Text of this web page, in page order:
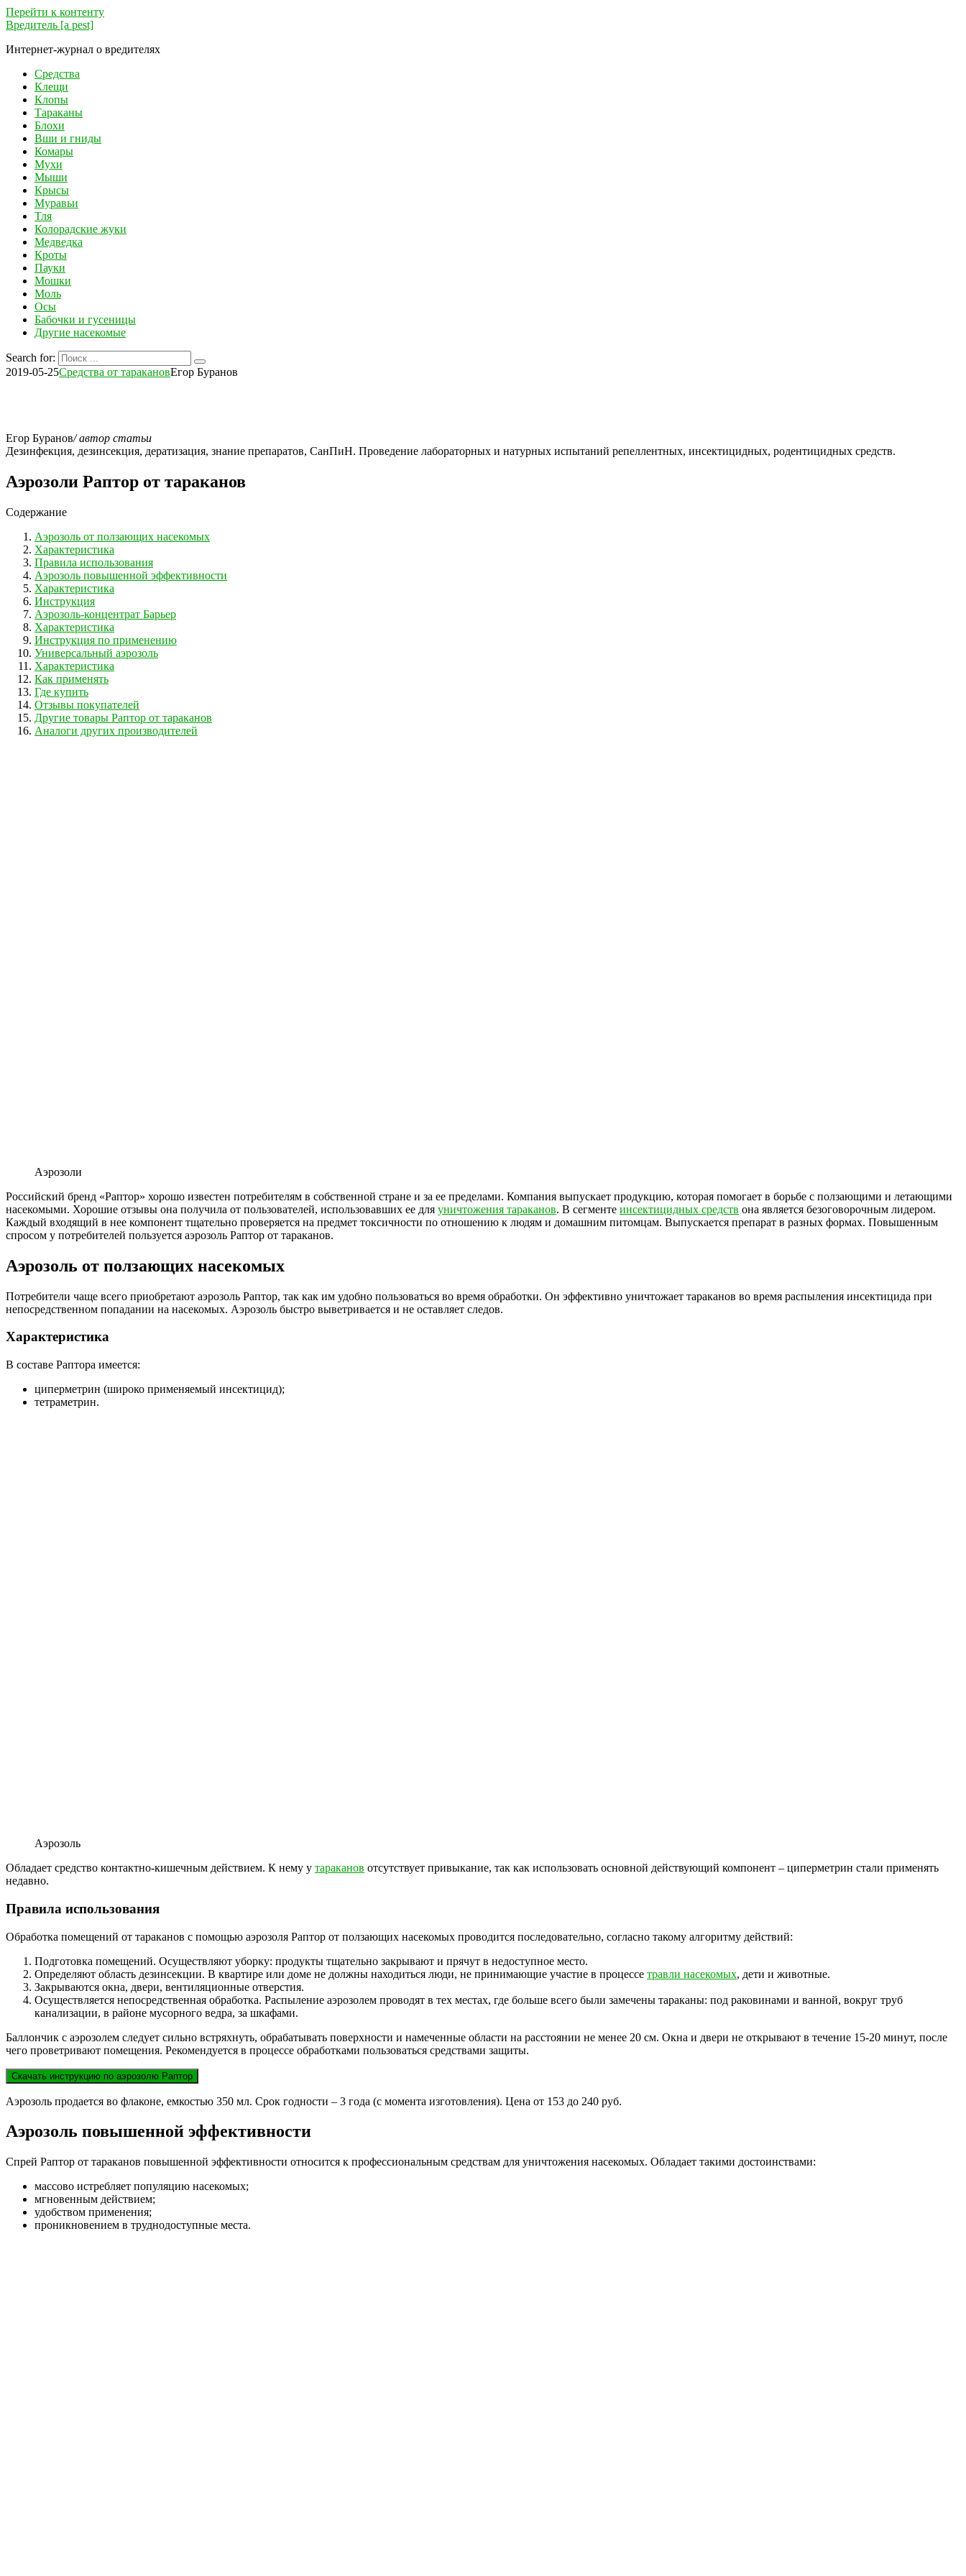
Перейти к контенту
Вредитель [a pest]
Интернет-журнал о вредителях
Средства
Клещи
Клопы
Тараканы
Блохи
Вши и гниды
Комары
Мухи
Мыши
Крысы
Муравьи
Тля
Колорадские жуки
Медведка
Кроты
Пауки
Мошки
Моль
Осы
Бабочки и гусеницы
Другие насекомые
Search for:
2019-05-25Средства от таракановЕгор Буранов
Егор Буранов/ автор статьи
Дезинфекция, дезинсекция, дератизация, знание препаратов, СанПиН. Проведение лабораторных и натурных испытаний репеллентных, инсектицидных, родентицидных средств.
Аэрозоли Раптор от тараканов
Содержание
Аэрозоль от ползающих насекомых
Характеристика
Правила использования
Аэрозоль повышенной эффективности
Характеристика
Инструкция
Аэрозоль-концентрат Барьер
Характеристика
Инструкция по применению
Универсальный аэрозоль
Характеристика
Как применять
Где купить
Отзывы покупателей
Другие товары Раптор от тараканов
Аналоги других производителей
Аэрозоли
Российский бренд «Раптор» хорошо известен потребителям в собственной стране и за ее пределами. Компания выпускает продукцию, которая помогает в борьбе с ползающими и летающими
насекомыми. Хорошие отзывы она получила от пользователей, использовавших ее для уничтожения тараканов. В сегменте инсектицидных средств она является безоговорочным лидером.
Каждый входящий в нее компонент тщательно проверяется на предмет токсичности по отношению к людям и домашним питомцам. Выпускается препарат в разных формах. Повышенным
спросом у потребителей пользуется аэрозоль Раптор от тараканов.
Аэрозоль от ползающих насекомых
Потребители чаще всего приобретают аэрозоль Раптор, так как им удобно пользоваться во время обработки. Он эффективно уничтожает тараканов во время распыления инсектицида при
непосредственном попадании на насекомых. Аэрозоль быстро выветривается и не оставляет следов.
Характеристика
В составе Раптора имеется:
циперметрин (широко применяемый инсектицид);
тетраметрин.
Аэрозоль
Обладает средство контактно-кишечным действием. К нему у тараканов отсутствует привыкание, так как использовать основной действующий компонент – циперметрин стали применять
недавно.
Правила использования
Обработка помещений от тараканов с помощью аэрозоля Раптор от ползающих насекомых проводится последовательно, согласно такому алгоритму действий:
Подготовка помещений. Осуществляют уборку: продукты тщательно закрывают и прячут в недоступное место.
Определяют область дезинсекции. В квартире или доме не должны находиться люди, не принимающие участие в процессе травли насекомых, дети и животные.
Закрываются окна, двери, вентиляционные отверстия.
Осуществляется непосредственная обработка. Распыление аэрозолем проводят в тех местах, где больше всего были замечены тараканы: под раковинами и ванной, вокруг труб
канализации, в районе мусорного ведра, за шкафами.
Баллончик с аэрозолем следует сильно встряхнуть, обрабатывать поверхности и намеченные области на расстоянии не менее 20 см. Окна и двери не открывают в течение 15-20 минут, после
чего проветривают помещения. Рекомендуется в процессе обработками пользоваться средствами защиты.
Скачать инструкцию по аэрозолю Раптор
Аэрозоль продается во флаконе, емкостью 350 мл. Срок годности – 3 года (с момента изготовления). Цена от 153 до 240 руб.
Аэрозоль повышенной эффективности
Спрей Раптор от тараканов повышенной эффективности относится к профессиональным средствам для уничтожения насекомых. Обладает такими достоинствами:
массово истребляет популяцию насекомых;
мгновенным действием;
удобством применения;
проникновением в труднодоступные места.